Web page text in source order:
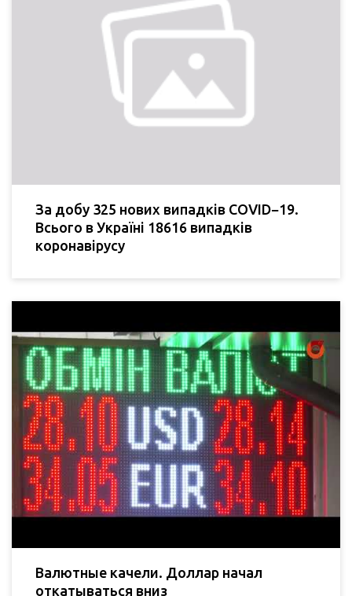
За добу 325 нових випадків COVID−19.
Всього в Україні 18616 випадків
коронавірусу
Валютные качели. Доллар начал
откатываться вниз